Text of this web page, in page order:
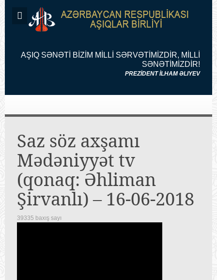
AŞIQ SƏNƏTİ BİZİM MİLLİ SƏRVƏTİMİZDİR, MİLLİ
SƏNƏTİMİZDİR!
PREZİDENT İLHAM ƏLIYEV
Saz söz axşamı
Mədəniyyət tv
(qonaq: Əhliman
Şirvanlı) – 16-06-2018
39335 baxış sayı